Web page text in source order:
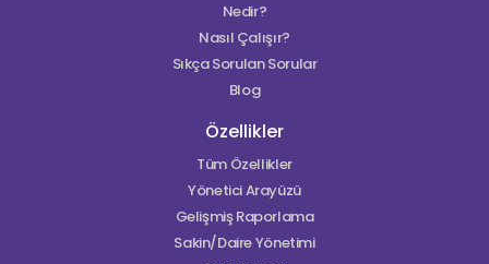
Nedir?
Nasıl Çalışır?
Sıkça Sorulan Sorular
Blog
Özellikler
Tüm Özellikler
Yönetici Arayüzü
Gelişmiş Raporlama
Sakin/Daire Yönetimi